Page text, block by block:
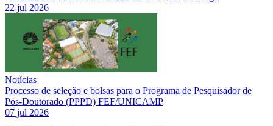
22 jul 2026
Notícias
Processo de seleção e bolsas para o Programa de Pesquisador de
Pós-Doutorado (PPPD) FEF/UNICAMP
07 jul 2026